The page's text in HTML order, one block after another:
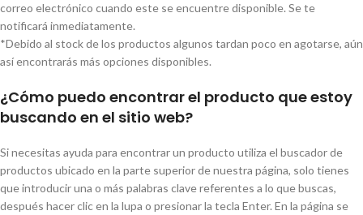
correo electrónico cuando este se encuentre disponible. Se te
notificará inmediatamente.
*Debido al stock de los productos algunos tardan poco en agotarse, aún
así encontrarás más opciones disponibles.
¿Cómo puedo encontrar el producto que estoy
buscando en el sitio web?
Si necesitas ayuda para encontrar un producto utiliza el buscador de
productos ubicado en la parte superior de nuestra página, solo tienes
que introducir una o más palabras clave referentes a lo que buscas,
después hacer clic en la lupa o presionar la tecla Enter. En la página se